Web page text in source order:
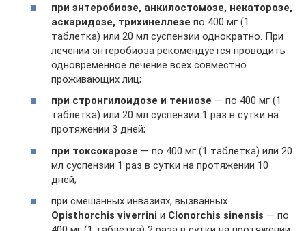
при энтеробиозе, анкилостомозе, некаторозе,
аскаридозе, трихинеллезе по 400 мг (1
таблетка) или 20 мл суспензии однократно. При
лечении энтеробиоза рекомендуется проводить
одновременное лечение всех совместно
проживающих лиц;
при стронгилоидозе и тениозе — по 400 мг (1
таблетка) или 20 мл суспензии 1 раз в сутки на
протяжении 3 дней;
при токсокарозе — по 400 мг (1 таблетка) или 20
мл суспензии 1 раз в сутки на протяжении 10
дней;
при смешанных инвазиях, вызванных
Opisthorchis viverrini и Clonorchis sinensis — по